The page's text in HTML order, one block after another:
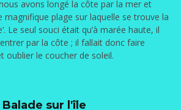
avons longé la côte par la mer et
magnifique plage sur laquelle se trouve la
Le seul souci était qu’à marée haute, il
par la côte ; il fallait donc faire
oublier le coucher de soleil.
Balade sur l'île